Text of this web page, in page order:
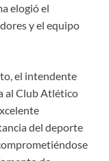
elogió el
y el equipo
el intendente
al Club Atlético
del deporte